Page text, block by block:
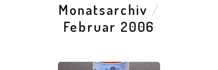
Monatsarchiv /
Februar 2006